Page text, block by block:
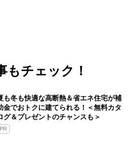
もチェック！
も冬も快適な高断熱＆省エネ住宅が補
金でおトクに建てられる！＜無料カタ
グ＆プレゼントのチャンスも＞
PR